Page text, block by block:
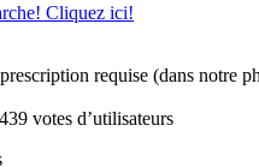
Cliquez ici!
requise (dans notre
votes d’utilisateurs